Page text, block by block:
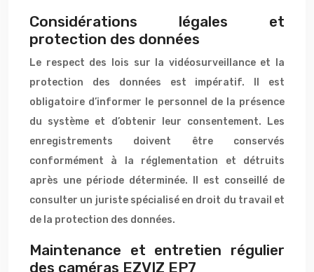
Considérations légales et
protection des données
Le respect des lois sur la vidéosurveillance et la
protection des données est impératif. Il est
obligatoire d’informer le personnel de la présence
du système et d’obtenir leur consentement. Les
enregistrements doivent être conservés
conformément à la réglementation et détruits
après une période déterminée. Il est conseillé de
consulter un juriste spécialisé en droit du travail et
de la protection des données.
Maintenance et entretien régulier
des caméras EZVIZ EP7